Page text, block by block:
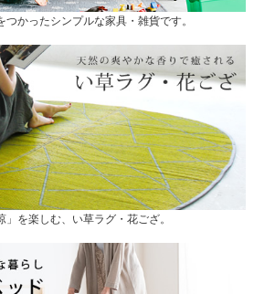
かったシンプルな家具・雑貨です。
を楽しむ、い草ラグ・花ござ。